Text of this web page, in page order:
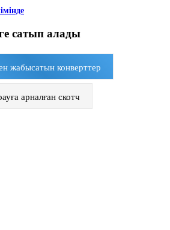
сатып алады
жабысатын конверттер
арналған скотч